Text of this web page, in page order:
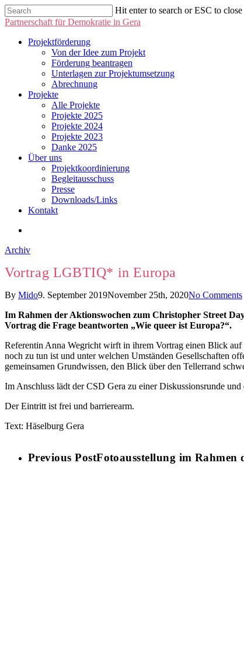
Hit enter to search or ESC to close
Partnerschaft für Demokratie in Gera
Projektförderung
Von der Idee zum Projekt
Förderung beantragen
Unterlagen zur Projektumsetzung
Abrechnung
Projekte
Alle Projekte
Projekte 2025
Projekte 2024
Projekte 2023
Danke 2025
Über uns
Projektkoordinierung
Begleitausschuss
Presse
Downloads/Links
Kontakt
Archiv
Vortrag LGBTIQ* in Europa
By Mido9. September 2019November 25th, 2020No Comments
Im Rahmen der Aktionswochen zum Christopher Street
Vortrag die Frage beantworten „Wie queer ist Europa?“.
Referentin Anna Wegricht wirft in ihrem Vortrag einen Blick
noch zu tun ist und unter welchen Umständen Gesellschaften
gemeinsamen Grundwissen, den Blick über den Tellerrand
Im Anschluss lädt der CSD Gera zu einer Diskussionsrunde
Der Eintritt ist frei und barrierearm.
Text: Häselburg Gera
Previous PostFotoausstellung im Rahmen